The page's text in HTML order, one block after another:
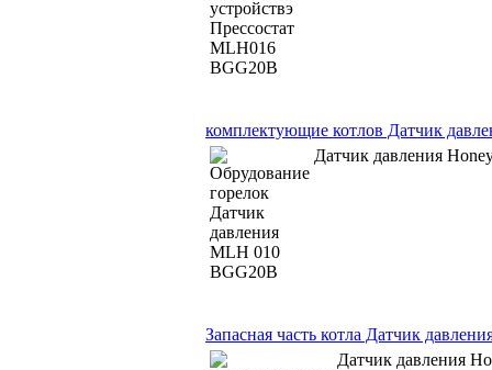
комплектующие котлов Датчик
Датчик давления
Запасная часть котла Датчик
Датчик давления